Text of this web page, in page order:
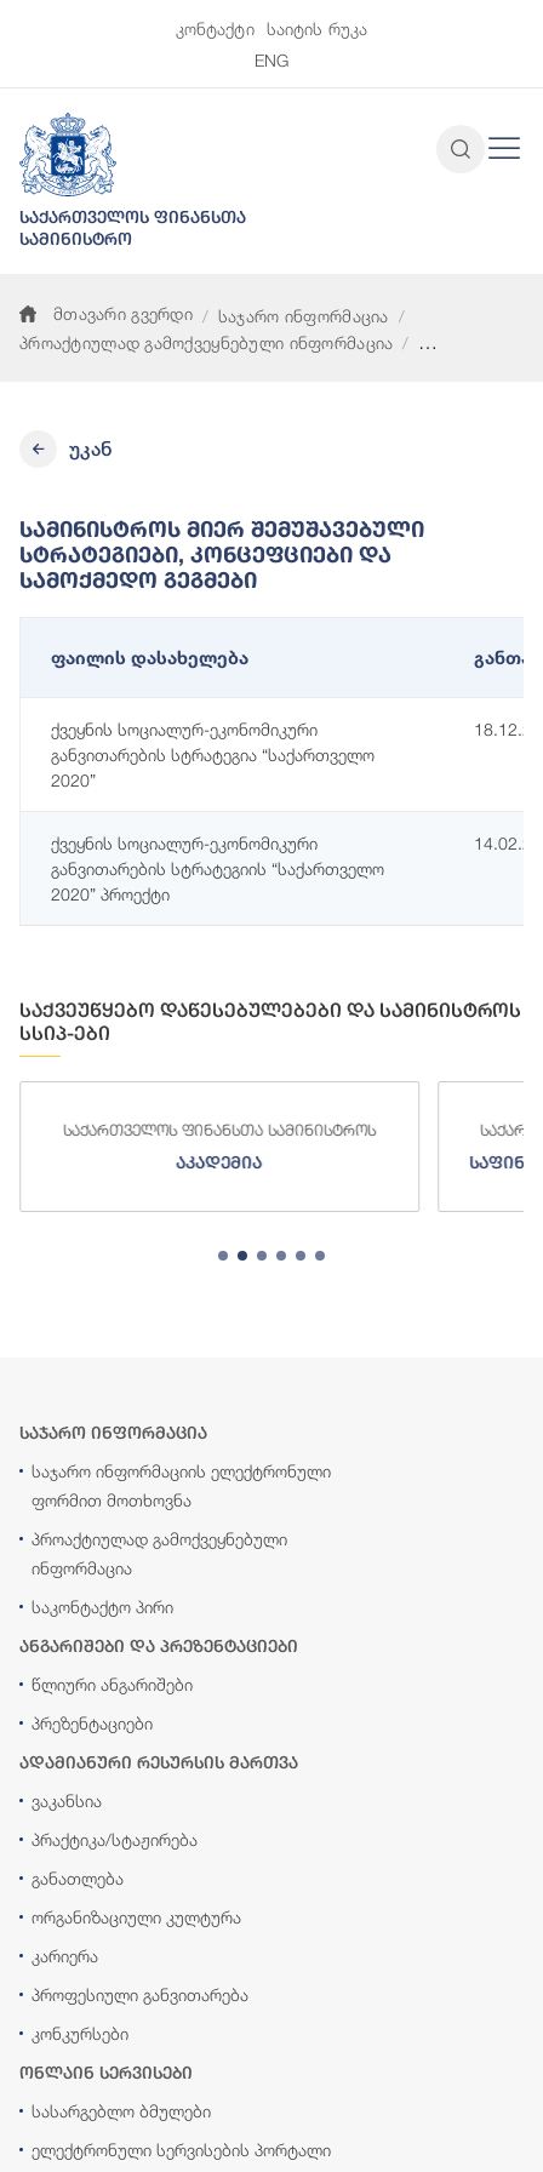
კონტაქტი
საიტის რუკა
ENG
საქართველოს ფინანსთა
სამინისტრო
მთავარი გვერდი
საჯარო ინფორმაცია
პროაქტიულად გამოქვეყნებული ინფორმაცია
უკან
Სამინისტროს Მიერ Შემუშავებული
Სტრატეგიები, Კონცეფციები Და
Სამოქმედო Გეგმები
ფაილის დასახელება
ქვეყნის სოციალურ-ეკონომიკური
განვითარების სტრატეგია “საქართველო
2020”
ქვეყნის სოციალურ-ეკონომიკური
განვითარების სტრატეგიის “საქართველო
2020” პროექტი
საქვეუწყებო დაწესებულებები და სამინისტროს
სსიპ-ები
საქართველოს ფინანსთა სამინისტროს
აკადემია
საჯარო ინფორმაცია
საჯარო ინფორმაციის ელექტრონული
ფორმით მოთხოვნა
პროაქტიულად გამოქვეყნებული
ინფორმაცია
საკონტაქტო პირი
ანგარიშები და პრეზენტაციები
წლიური ანგარიშები
პრეზენტაციები
ადამიანური რესურსის მართვა
ვაკანსია
პრაქტიკა/სტაჟირება
განათლება
ორგანიზაციული კულტურა
კარიერა
პროფესიული განვითარება
კონკურსები
ონლაინ სერვისები
სასარგებლო ბმულები
ელექტრონული სერვისების პორტალი